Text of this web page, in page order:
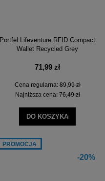
Portfel Lifeventure RFID Compact
Wallet Recycled Grey
71,99 zł
Cena regularna:89,99 zł
Najniższa cena:76,49 zł
DO KOSZYKA
-20%
PROMOCJA